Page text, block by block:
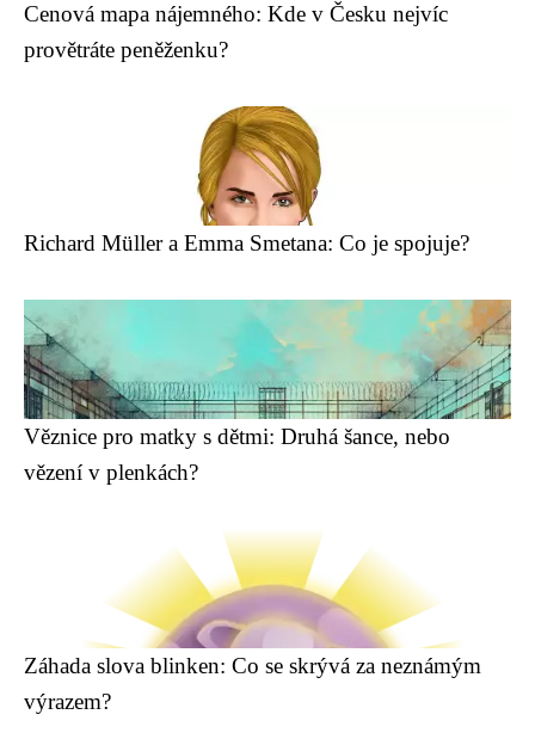
Cenová mapa nájemného: Kde v Česku nejvíc
provětráte peněženku?
Richard Müller a Emma Smetana: Co je spojuje?
Věznice pro matky s dětmi: Druhá šance, nebo
vězení v plenkách?
Záhada slova blinken: Co se skrývá za neznámým
výrazem?